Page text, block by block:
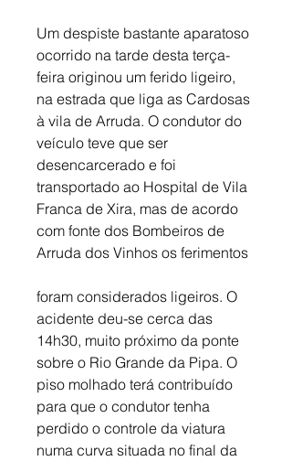
Um despiste bastante aparatoso
ocorrido na tarde desta terça-
feira originou um ferido ligeiro,
na estrada que liga as Cardosas
à vila de Arruda. O condutor do
veículo teve que ser
desencarcerado e foi
transportado ao Hospital de Vila
Franca de Xira, mas de acordo
com fonte dos Bombeiros de
Arruda dos Vinhos os ferimentos
foram considerados ligeiros. O
acidente deu-se cerca das
14h30, muito próximo da ponte
sobre o Rio Grande da Pipa. O
piso molhado terá contribuído
para que o condutor tenha
perdido o controle da viatura
numa curva situada no final da